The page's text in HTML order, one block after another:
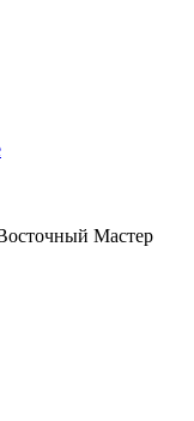
Мастер